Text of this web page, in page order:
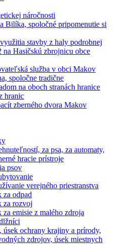
náročnosti
Bilíka, spoločné pripomenutie si
stavby z haly podrobnej
na Hasičskú zbrojnicu obce
služba v obci Makov
spoločne tradične
na oboch stranách hranice
hranic
zberného dvora Makov
za psa, za automaty,
hracie prístroje
psov
verejného priestranstva
za odpad
za rozvoj
za emisie z malého zdroja
úsek ochrany krajiny a prírody,
zdrojov, úsek miestnych